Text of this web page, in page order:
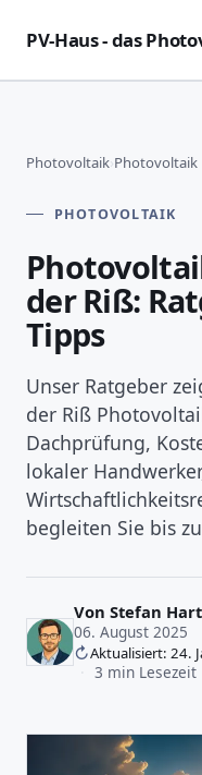
PV-Haus - das
Photovoltaik›Photovoltaik
PHOTOVOLTAIK
der Riß:
Tipps
Unser Ratgeber
der Riß
Dachprüfung,
lokaler
begleiten Sie bis
Von Stefan
06. August 2025
Aktualisiert: 24.
3 min Lesezeit